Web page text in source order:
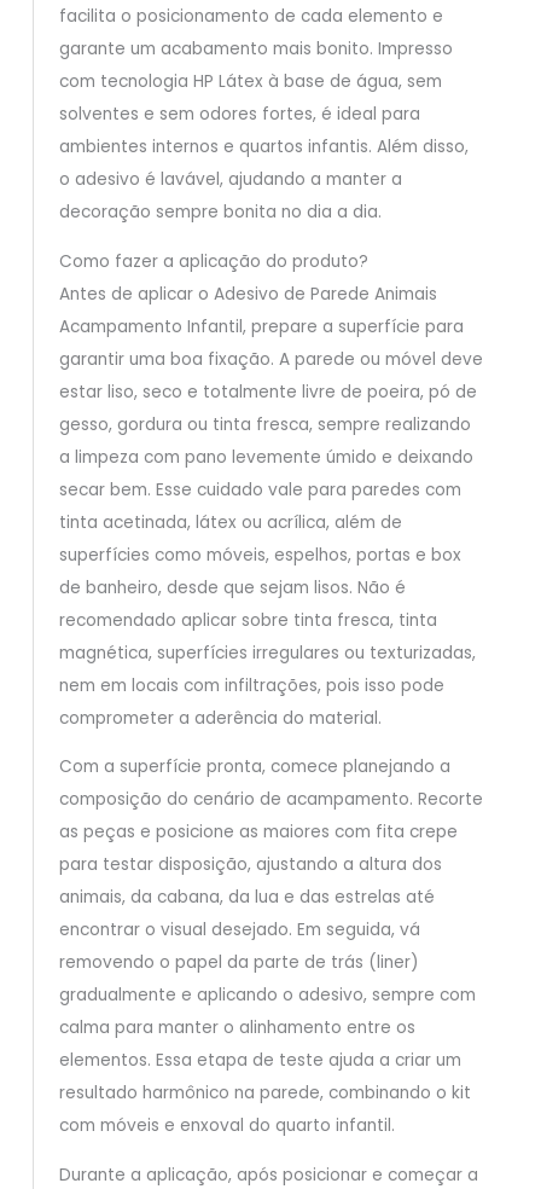
facilita o posicionamento de cada elemento e
garante um acabamento mais bonito. Impresso
com tecnologia HP Látex à base de água, sem
solventes e sem odores fortes, é ideal para
ambientes internos e quartos infantis. Além disso,
o adesivo é lavável, ajudando a manter a
decoração sempre bonita no dia a dia.
Como fazer a aplicação do produto?
Antes de aplicar o Adesivo de Parede Animais
Acampamento Infantil, prepare a superfície para
garantir uma boa fixação. A parede ou móvel deve
estar liso, seco e totalmente livre de poeira, pó de
gesso, gordura ou tinta fresca, sempre realizando
a limpeza com pano levemente úmido e deixando
secar bem. Esse cuidado vale para paredes com
tinta acetinada, látex ou acrílica, além de
superfícies como móveis, espelhos, portas e box
de banheiro, desde que sejam lisos. Não é
recomendado aplicar sobre tinta fresca, tinta
magnética, superfícies irregulares ou texturizadas,
nem em locais com infiltrações, pois isso pode
comprometer a aderência do material.
Com a superfície pronta, comece planejando a
composição do cenário de acampamento. Recorte
as peças e posicione as maiores com fita crepe
para testar disposição, ajustando a altura dos
animais, da cabana, da lua e das estrelas até
encontrar o visual desejado. Em seguida, vá
removendo o papel da parte de trás (liner)
gradualmente e aplicando o adesivo, sempre com
calma para manter o alinhamento entre os
elementos. Essa etapa de teste ajuda a criar um
resultado harmônico na parede, combinando o kit
com móveis e enxoval do quarto infantil.
Durante a aplicação, após posicionar e começar a